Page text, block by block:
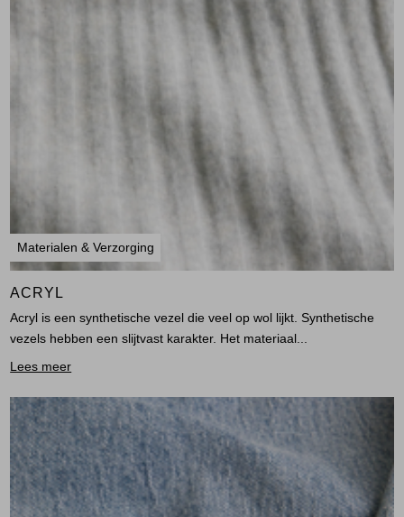
Materialen & Verzorging
ACRYL
Acryl is een synthetische vezel die veel op wol lijkt. Synthetische
vezels hebben een slijtvast karakter. Het materiaal...
Lees meer